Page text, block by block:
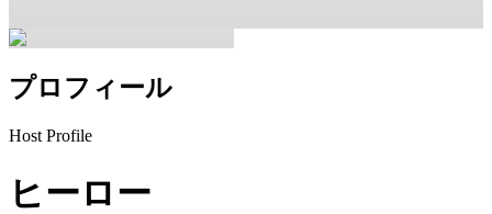
プロフィール
Host Profile
ヒーロー